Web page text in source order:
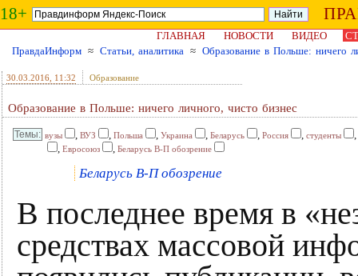
18+
ГЛАВНАЯ НОВОСТИ ВИДЕО
ПравдаИнформ ≈ Статьи, аналитика ≈ Образование в Польше: ничего
30.03.2016 , 11:32 Образование
Образование в Польше: ничего личного, чисто бизнес
вузы , ВУЗ , Польша , Украина , Беларусь , Россия , студенты
,
, Евросоюз , Беларусь В-П обозрение
Беларусь В-П обозрение
В последнее время в
средствах массовой